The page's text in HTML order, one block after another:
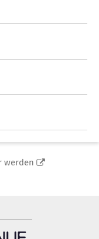
werden